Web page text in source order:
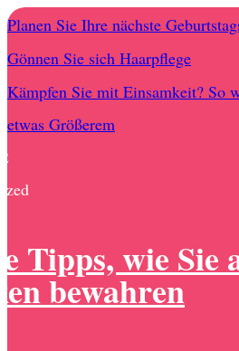
Planen Sie Ihre nächste
Gönnen Sie sich Haarpflege
Kämpfen Sie mit Einsamkeit? So
etwas Größerem
Tipps, wie Sie
bewahren